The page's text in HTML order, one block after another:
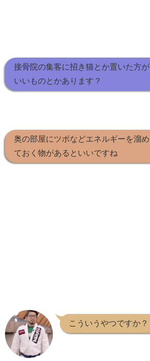
接骨院の集客に招き猫とか置いた方が
いいものとかあります？
奥の部屋にツボなどエネルギーを溜め
ておく物があるといいですね
こういうやつですか？